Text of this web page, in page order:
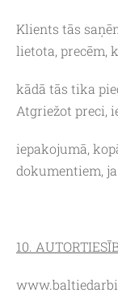
Klients tās
lietota, precēm,
kādā tās tika
Atgriežot preci,
iepakojumā,
dokumentiem,
10.